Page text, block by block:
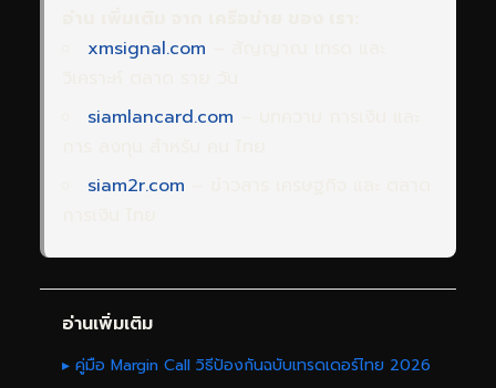
xmsignal.com
siamlancard.com
siam2r.com
อ่านเพิ่มเติม
▸ คู่มือ Margin Call วิธีป้องกันฉบับเทรดเดอร์ไทย 2026